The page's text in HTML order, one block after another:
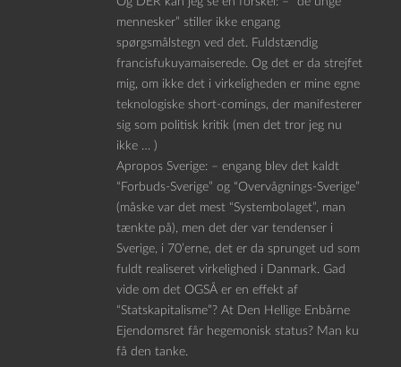
mennesker” stiller ikke engang
spørgsmålstegn ved det. Fuldstændig
francisfukuyamaiserede. Og det er da strejfet
mig, om ikke det i virkeligheden er mine egne
teknologiske short-comings, der manifesterer
sig som politisk kritik (men det tror jeg nu
ikke … )
Apropos Sverige: – engang blev det kaldt
“Forbuds-Sverige” og “Overvågnings-Sverige”
(måske var det mest “Systembolaget”, man
tænkte på), men det der var tendenser i
Sverige, i 70’erne, det er da sprunget ud som
fuldt realiseret virkelighed i Danmark. Gad
vide om det OGSÅ er en effekt af
“Statskapitalisme”? At Den Hellige Enbårne
Ejendomsret får hegemonisk status? Man ku
få den tanke.